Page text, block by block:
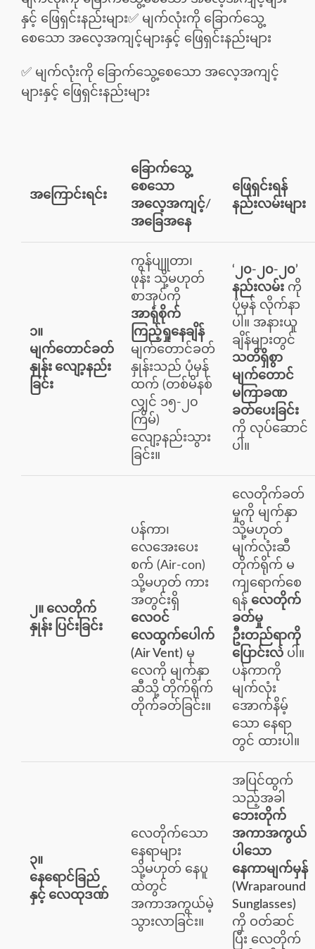
နှင့် ဖြေရှင်းနည်းများ✅ မျက်လုံးကို ခြောက်သွေ့
စေသော အလေ့အကျင့်များနှင့် ဖြေရှင်းနည်းများ
✅ မျက်လုံးကို ခြောက်သွေ့စေသော အလေ့အကျင့်
များနှင့် ဖြေရှင်းနည်းများ
အကြောင်းရင်း
ခြောက်သွေ့
စေသော
အလေ့အကျင့်/
အခြေအနေ
ဖြေရှင်းရန်
နည်းလမ်းများ
၁။
မျက်တောင်ခတ်
နှုန်း လျော့နည်း
ခြင်း
ကွန်ပျူတာ၊
ဖုန်း သို့မဟုတ်
စာအုပ်ကို
အာရုံစိုက်
ကြည့်ရှုနေချိန်
မျက်တောင်ခတ်
နှုန်းသည် ပုံမှန်
ထက် (တစ်မိနစ်
လျှင် ၁၅-၂၀
ကြိမ်)
လျော့နည်းသွား
ခြင်း။
‘၂၀-၂၀-၂၀’
နည်းလမ်း ကို
ပုံမှန် လိုက်နာ
ပါ။ အနားယူ
ချိန်များတွင်
သတိရှိစွာ
မျက်တောင်
မကြာခဏ
ခတ်ပေးခြင်း
ကို လုပ်ဆောင်
ပါ။
၂။ လေတိုက်
နှုန်း ပြင်းခြင်း
ပန်ကာ၊
လေအေးပေး
စက် (Air-con)
သို့မဟုတ် ကား
အတွင်းရှိ
လေဝင်
လေထွက်ပေါက်
(Air Vent) မှ
လေကို မျက်နှာ
ဆီသို့ တိုက်ရိုက်
တိုက်ခတ်ခြင်း။
လေတိုက်ခတ်
မှုကို မျက်နှာ
သို့မဟုတ်
မျက်လုံးဆီ
တိုက်ရိုက် မ
ကျရောက်စေ
ရန် လေတိုက်
ခတ်မှု
ဦးတည်ရာကို
ပြောင်းလဲ ပါ။
ပန်ကာကို
မျက်လုံး
အောက်နိမ့်
သော နေရာ
တွင် ထားပါ။
၃။
နေရောင်ခြည်
နှင့် လေထုဒဏ်
လေတိုက်သော
နေရာများ
သို့မဟုတ် နေပူ
ထဲတွင်
အကာအကွယ်မဲ့
သွားလာခြင်း။
အပြင်ထွက်
သည့်အခါ
ဘေးတိုက်
အကာအကွယ်
ပါသော
နေကာမျက်မှန်
(Wraparound
Sunglasses)
ကို ဝတ်ဆင်
ပြီး လေတိုက်